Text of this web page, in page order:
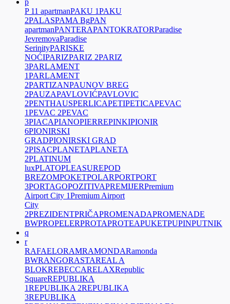
p
P 11 apartmanPAKU 1PAKU
2PALASPAMA BgPAN
apartmanPANTERAPANTOKRATORParadise
JevremovaParadise
SerinityPARISKE
NOĆIPARIZPARIZ 2PARIZ
3PARLAMENT
1PARLAMENT
2PARTIZANPAUNOV BREG
2PAUZAPAVLOVIĆPAVLOVIC
2PENTHAUSPERLICAPETIPETICAPEVAC
1PEVAC 2PEVAC
3PIACAPIANOPIERREPINKIPIONIR
6PIONIRSKI
GRADPIONIRSKI GRAD
2PISACPLANETAPLANETA
2PLATINUM
luxPLATOPLEASUREPOD
BREZOMPOKETPOLARPORTPORT
3PORTAGOPOZITIVAPREMIJERPremium
Airport City 1Premium Airport
City
2PREZIDENTPRIČAPROMENADAPROMENADE
BWPROPELERPROTAPROTEAPUKETPUPINPUTNIK
q
r
RAFAELORAMRAMONDARamonda
BWRANGORASTAREAL A
BLOKREBECCARELAXRepublic
SquareREPUBLIKA
1REPUBLIKA 2REPUBLIKA
3REPUBLIKA